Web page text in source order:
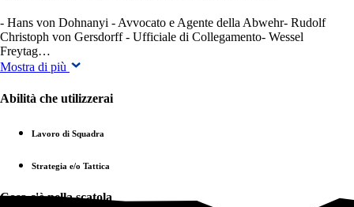
- Hans von Dohnanyi - Avvocato e Agente della Abwehr- Rudolf
Christoph von Gersdorff - Ufficiale di Collegamento- Wessel
Freytag…
Mostra di più
Abilità che utilizzerai
Lavoro di Squadra
Strategia e/o Tattica
Cosa c'è nella scatola